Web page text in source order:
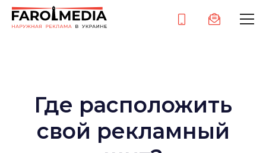
Где расположить
свой рекламный